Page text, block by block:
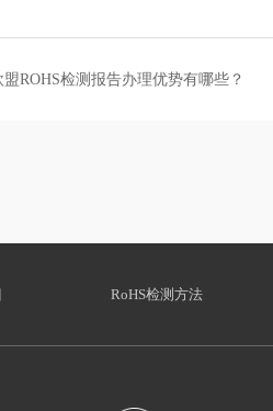
盟ROHS检测报告办理优势有哪些？
RoHS检测方法